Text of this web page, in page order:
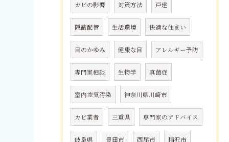
カビの影響 対策方法 戸建
隠蔽配管 生活環境 快適な住まい
目のかゆみ 健康な目 アレルギー予防
専門家相談 生物学 真菌症
室内空気汚染 神奈川県川崎市
カビ業者 三重県 専門家のアドバイス
岐阜県 豊田市 西尾市 稲沢市